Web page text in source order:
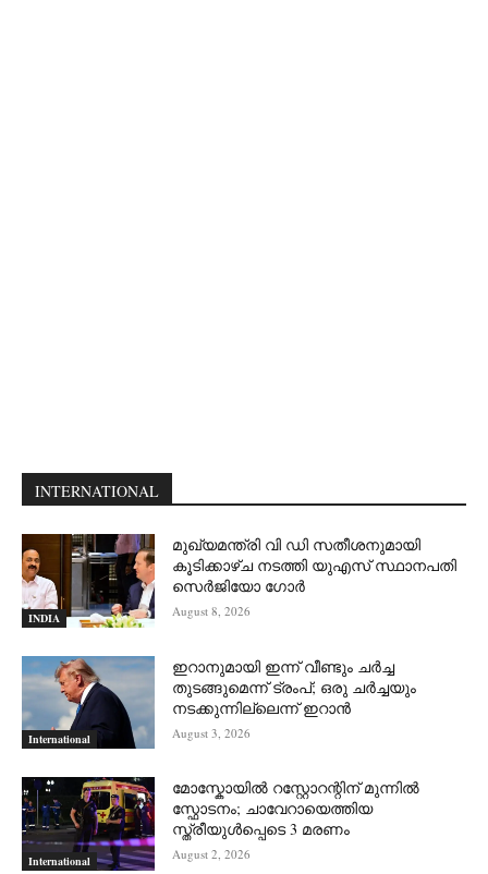
INTERNATIONAL
INDIA
മുഖ്യമന്ത്രി വി ഡി സതീശനുമായി
കൂടിക്കാഴ്ച നടത്തി യുഎസ് സ്ഥാനപതി
സെര്‍ജിയോ ഗോര്‍
August 8, 2026
International
ഇറാനുമായി ഇന്ന് വീണ്ടും ചര്‍ച്ച
തുടങ്ങുമെന്ന് ട്രംപ്; ഒരു ചര്‍ച്ചയും
നടക്കുന്നില്ലെന്ന് ഇറാന്‍
August 3, 2026
International
മോസ്കോയിൽ റസ്റ്റോറന്റിന് മുന്നിൽ
സ്ഫോടനം; ചാവേറായെത്തിയ
സ്ത്രീയുൾപ്പെടെ 3 മരണം
August 2, 2026